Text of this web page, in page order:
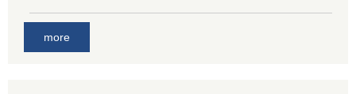
more